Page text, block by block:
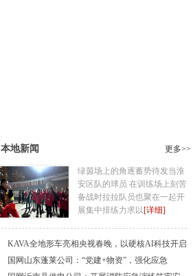
本地新闻 更多>>
绿茵场上的角逐蓄势待发当淮
安区队的球员 在训练场上刻苦
备战时拉拉队员也聚在一起开
展集中排练力求以[详细]
KAVA全地形车亮相央视春晚，以硬核AI科技开启
国网山东蓬莱公司：“党建+物资”，强化应急